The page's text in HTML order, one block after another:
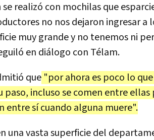
realizó con mochilas que
no nos dejaron ingresar a
muy grande y no tenemos ni
en diálogo con Télam.
que "por ahora es poco lo
paso, incluso se comen entre
entre sí cuando alguna muere".
una vasta superficie del